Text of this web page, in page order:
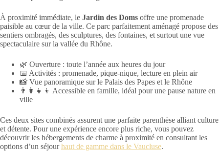
À proximité immédiate, le Jardin des Doms offre une promenade
paisible au cœur de la ville. Ce parc parfaitement aménagé propose des
sentiers ombragés, des sculptures, des fontaines, et surtout une vue
spectaculaire sur la vallée du Rhône.
🌿 Ouverture : toute l’année aux heures du jour
📅 Activités : promenade, pique-nique, lecture en plein air
📸 Vue panoramique sur le Palais des Papes et le Rhône
👨‍👩‍👧‍👦 Accessible en famille, idéal pour une pause nature en
ville
Ces deux sites combinés assurent une parfaite parenthèse alliant culture
et détente. Pour une expérience encore plus riche, vous pouvez
découvrir les hébergements de charme à proximité en consultant les
options d’un séjourhaut de gamme dans le Vaucluse.